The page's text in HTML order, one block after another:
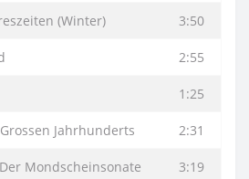
(Winter) 3:50
2:55
1:25
Jahrhunderts 2:31
Mondscheinsonate 3:19